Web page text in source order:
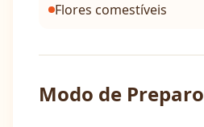
Flores comestíveis
Modo de Preparo